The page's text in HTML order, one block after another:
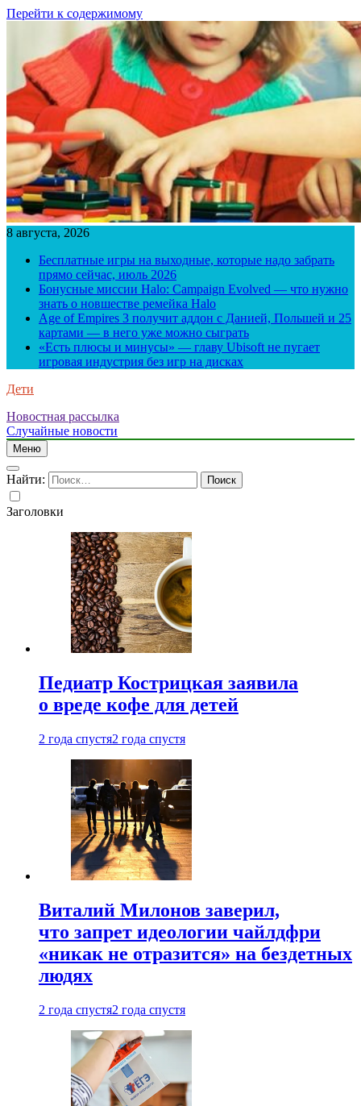
Перейти к содержимому
8 августа, 2026
Бесплатные игры на выходные, которые надо забрать
прямо сейчас, июль 2026
Бонусные миссии Halo: Campaign Evolved — что нужно
знать о новшестве ремейка Halo
Age of Empires 3 получит аддон с Данией, Польшей и 25
картами — в него уже можно сыграть
«Есть плюсы и минусы» — главу Ubisoft не пугает
игровая индустрия без игр на дисках
Дети
Новостная рассылка
Случайные новости
Меню
Найти:
Заголовки
Педиатр Кострицкая заявила
о вреде кофе для детей
2 года спустя2 года спустя
Виталий Милонов заверил,
что запрет идеологии чайлдфри
«никак не отразится» на бездетных
людях
2 года спустя2 года спустя